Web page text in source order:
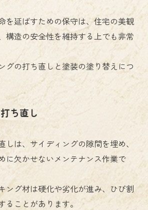
を延ばすための保守は、住宅の美観
構造の安全性を維持する上でも非常
グの打ち直しと塗装の塗り替えにつ
ち直し
しは、サイディングの隙間を埋め、
に欠かせないメンテナンス作業で
ング材は硬化や劣化が進み、ひび割
ることがあります。